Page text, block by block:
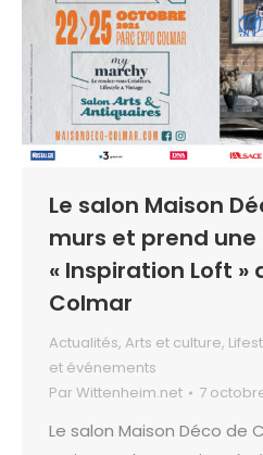
Le salon Maison
murs et prend
« Inspiration Loft »
Colmar
Actualités, Arts et culture,
et événements
Par Wittenheim.net 7
Le salon Maison Déco de